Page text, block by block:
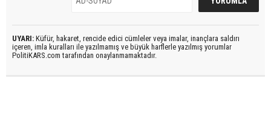
UYARI: Küfür, hakaret, rencide edici cümleler veya imalar, inançlara saldırı
içeren, imla kuralları ile yazılmamış ve büyük harflerle yazılmış yorumlar
PolitiKARS.com tarafından onaylanmamaktadır.